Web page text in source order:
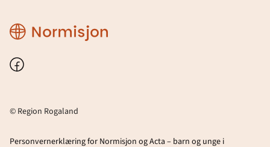
Region
Rogaland
Facebook
© Region Rogaland
Personvernerklæring for Normisjon og Acta – barn og unge i